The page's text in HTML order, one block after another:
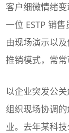
客户细微情绪
一位 ESTP 销
由现场演示以
推销模式，常常
以企业突发公
组织现场协调
业。去年某科